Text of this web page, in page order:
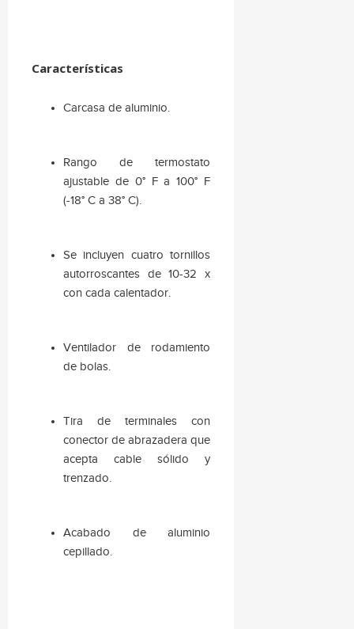
Características
Carcasa de aluminio.
Rango de termostato
ajustable de 0° F a 100° F
(-18° C a 38° C).
Se incluyen cuatro tornillos
autorroscantes de 10-32 x
con cada calentador.
Ventilador de rodamiento
de bolas.
Tira de terminales con
conector de abrazadera que
acepta cable sólido y
trenzado.
Acabado de aluminio
cepillado.